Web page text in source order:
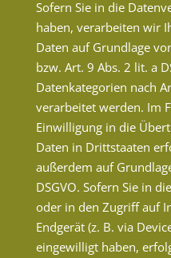
Sofern Sie in die
haben, verarbeiten wir
Daten auf Grundlage
bzw. Art. 9 Abs. 2 lit. a
Datenkategorien nach
verarbeitet werden. Im
Einwilligung in die
Daten in Drittstaaten
außerdem auf
DSGVO. Sofern Sie in
oder in den Zugriff auf
Endgerät (z. B. via
eingewilligt haben,